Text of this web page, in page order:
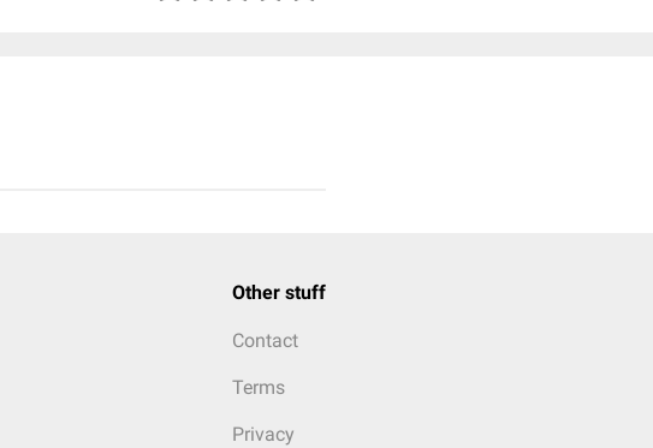
Other stuff
Contact
Terms
Privacy